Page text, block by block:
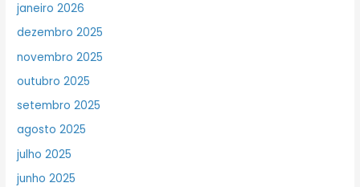
janeiro 2026
dezembro 2025
novembro 2025
outubro 2025
setembro 2025
agosto 2025
julho 2025
junho 2025